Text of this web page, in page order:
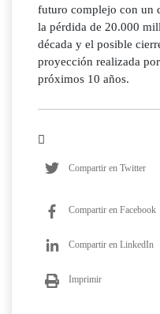
futuro complejo con un
la pérdida de 20.000
década y el posible
proyección realizada
próximos 10 años.
Compartir en Twitter
Compartir en Facebook
Compartir en LinkedIn
Imprimir